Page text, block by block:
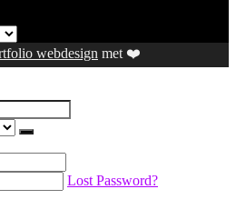
webdesign met ❤️
Lost Password?